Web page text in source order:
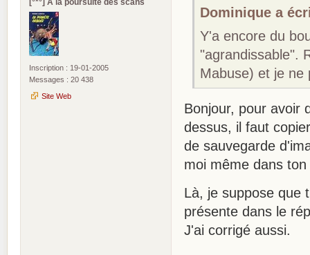
Inscription : 19-01-2005
Messages : 20 438
Site Web
Dominique a
Y'a encore du
"agrandissable".
Mabuse) et je ne
Bonjour, pour avoir
dessus, il faut
de sauvegarde
moi même dans
Là, je suppose que
présente dans le
J'ai corrigé aussi.